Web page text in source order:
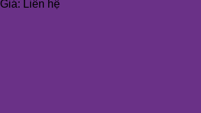
Giá: Liên hệ